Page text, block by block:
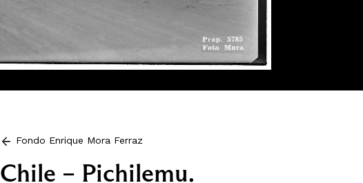
Fondo Enrique Mora Ferraz
Chile – Pichilemu.